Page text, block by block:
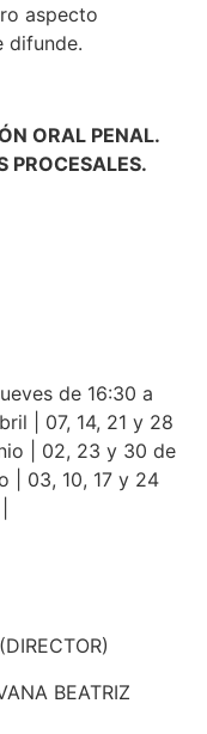
aspecto
difunde.
ORAL PENAL.
PROCESALES.
de 16:30 a
| 07, 14, 21 y 28
| 02, 23 y 30 de
| 03, 10, 17 y 24
BEATRIZ